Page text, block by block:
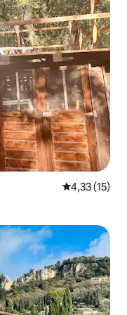
4,33 (15)